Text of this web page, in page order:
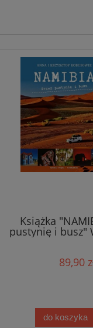
Książka
pustynię i busz"
89,90
do koszyka